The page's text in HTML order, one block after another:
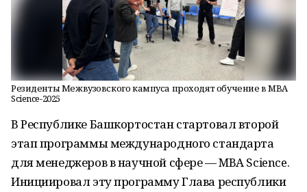
Резиденты Межвузовского кампуса проходят обучение в MBA
Science-2025
В Республике Башкортостан стартовал второй
этап программы международного стандарта
для менеджеров в научной сфере — MBA Science.
Инициировал эту программу Глава республики